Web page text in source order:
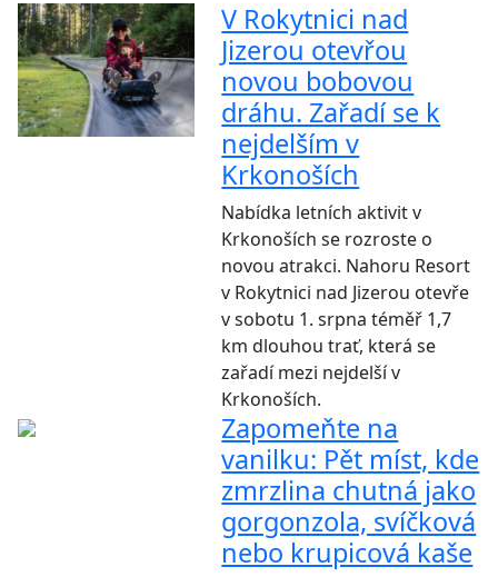
V Rokytnici nad
Jizerou otevřou
novou bobovou
dráhu. Zařadí se k
nejdelším v
Krkonoších
Nabídka letních aktivit v
Krkonoších se rozroste o
novou atrakci. Nahoru Resort
v Rokytnici nad Jizerou otevře
v sobotu 1. srpna téměř 1,7
km dlouhou trať, která se
zařadí mezi nejdelší v
Krkonoších.
Zapomeňte na
vanilku: Pět míst, kde
zmrzlina chutná jako
gorgonzola, svíčková
nebo krupicová kaše